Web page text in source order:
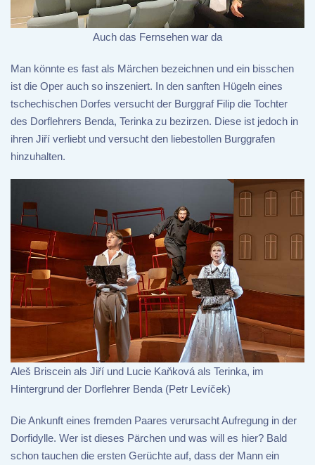
Auch das Fernsehen war da
Man könnte es fast als Märchen bezeichnen und ein bisschen
ist die Oper auch so inszeniert. In den sanften Hügeln eines
tschechischen Dorfes versucht der Burggraf Filip die Tochter
des Dorflehrers Benda, Terinka zu bezirzen. Diese ist jedoch in
ihren Jiří verliebt und versucht den liebestollen Burggrafen
hinzuhalten.
Aleš Briscein als Jiří und Lucie Kaňková als Terinka, im
Hintergrund der Dorflehrer Benda (Petr Levíček)
Die Ankunft eines fremden Paares verursacht Aufregung in der
Dorfidylle. Wer ist dieses Pärchen und was will es hier? Bald
schon tauchen die ersten Gerüchte auf, dass der Mann ein